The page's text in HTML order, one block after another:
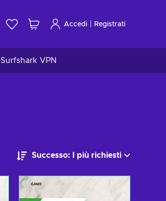
Accedi Registrati
Surfshark VPN
Successo: I più richiesti